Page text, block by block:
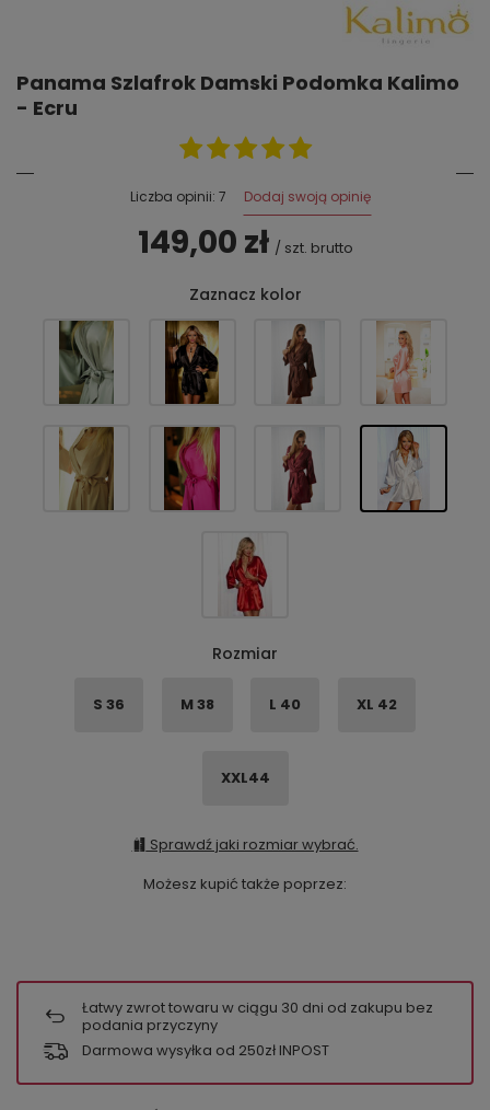
Panama Szlafrok Damski Podomka Kalimo
- Ecru
Liczba opinii: 7 Dodaj swoją opinię
149,00 zł / szt. brutto
Zaznacz kolor
Rozmiar
S 36 M 38 L 40 XL 42
XXL44
Sprawdź jaki rozmiar wybrać.
Możesz kupić także poprzez:
Łatwy zwrot towaru w ciągu 30 dni od zakupu bez
podania przyczyny
Darmowa wysyłka od 250zł INPOST